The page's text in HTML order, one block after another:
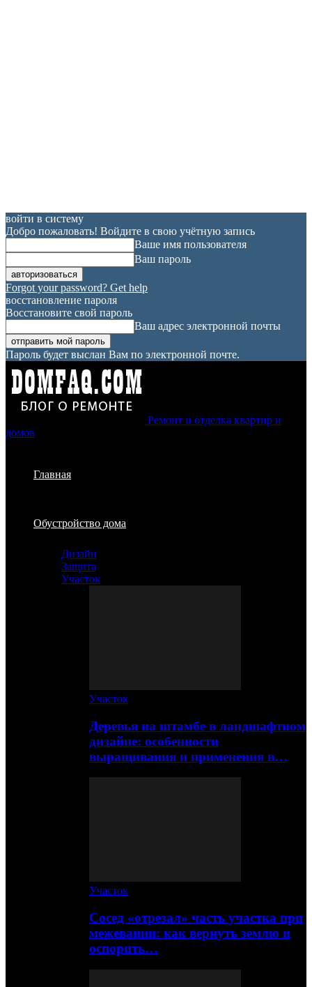
войти в систему
Добро пожаловать! Войдите в свою учётную запись
Ваше имя пользователя
Ваш пароль
Forgot your password? Get help
восстановление пароля
Восстановите свой пароль
Ваш адрес электронной почты
Пароль будет выслан Вам по электронной почте.
Ремонт и отделка квартир и
домов
Главная
Обустройство дома
Дизайн
Защита
Участок
Участок
Деревья на штамбе в ландшафтном
дизайне: особенности
выращивания и применения в…
Участок
Сосед «отрезал» часть участка при
межевании: как вернуть землю и
оспорить…